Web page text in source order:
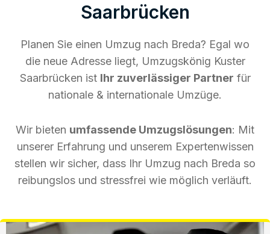
Saarbrücken
Planen Sie einen Umzug nach Breda? Egal wo
die neue Adresse liegt, Umzugskönig Kuster
Saarbrücken ist Ihr zuverlässiger Partner für
nationale & internationale Umzüge.
Wir bieten umfassende Umzugslösungen: Mit
unserer Erfahrung und unserem Expertenwissen
stellen wir sicher, dass Ihr Umzug nach Breda so
reibungslos und stressfrei wie möglich verläuft.